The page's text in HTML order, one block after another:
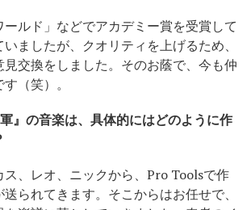
ールド」などでアカデミー賞を受賞して
ましたが、クオリティを上げるため、
見交換をしました。そのお蔭で、今も仲
（笑）。
』の音楽は、具体的にはどのように作
ス、レオ、ニックから、Pro Toolsで作
られてきます。そこからはお任せで、